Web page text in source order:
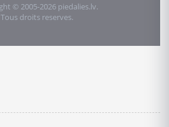
© 2005-2026 piedalies.lv.
Tous droits reserves.